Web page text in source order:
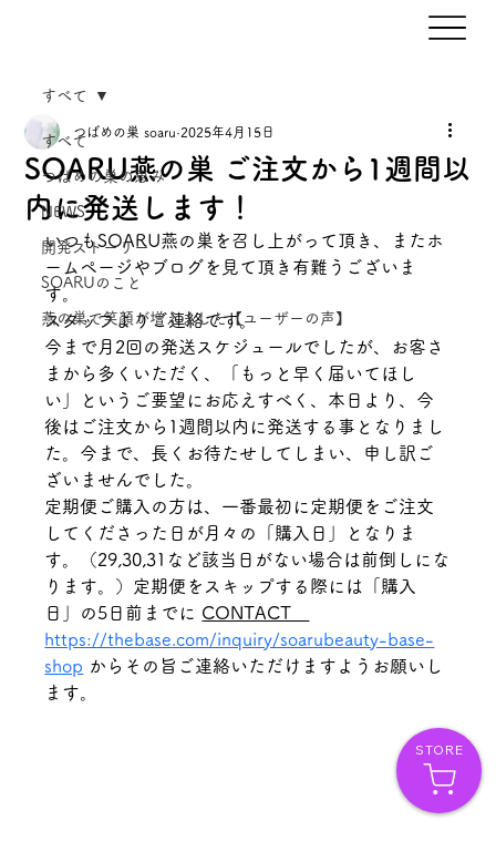
STORE
すべて
つばめの巣の恵み
NEWS
開発ストーリー
SOARUのこと
燕の巣で笑顔が増えました【ユーザーの声】
すべて
SOARU燕の巣 ご注文から1週間以
内に発送します！
つばめの巣 soaru 2025年4月15日
いつもSOARU燕の巣を召し上がって頂き、またホ
ームページやブログを見て頂き有難うございま
す。
スタッフよりご連絡です。
今まで月2回の発送スケジュールでしたが、お客さ
まから多くいただく、「もっと早く届いてほし
い」というご要望にお応えすべく、本日より、今
後はご注文から1週間以内に発送する事となりまし
た。今まで、長くお待たせしてしまい、申し訳ご
ざいませんでした。
定期便ご購入の方は、一番最初に定期便をご注文
してくださった日が月々の「購入日」となりま
す。（29,30,31など該当日がない場合は前倒しにな
ります。）定期便をスキップする際には「購入
日」の5日前までに CONTACT
https://thebase.com/inquiry/soarubeauty-base-
shop からその旨ご連絡いただけますようお願いし
ます。